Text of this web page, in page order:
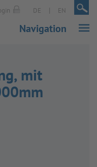
DE | EN |
Navigation
mit